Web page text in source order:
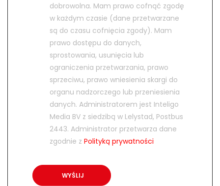
dobrowolna. Mam prawo cofnąć zgodę
w każdym czasie (dane przetwarzane
są do czasu cofnięcia zgody). Mam
prawo dostępu do danych,
sprostowania, usunięcia lub
ograniczenia przetwarzania, prawo
sprzeciwu, prawo wniesienia skargi do
organu nadzorczego lub przeniesienia
danych. Administratorem jest Inteligo
Media BV z siedzibą w Lelystad, Postbus
2443. Administrator przetwarza dane
zgodnie z Polityką prywatności